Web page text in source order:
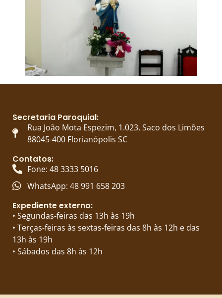
Secretaria Paroquial:
Rua João Mota Espezim, 1.023, Saco dos Limões
88045-400 Florianópolis SC
Contatos:
Fone: 48 3333 5016
WhatsApp: 48 991 658 203
Expediente externo:
• Segundas-feiras das 13h às 19h
• Terças-feiras às sextas-feiras das 8h às 12h e das
13h às 19h
• Sábados das 8h às 12h